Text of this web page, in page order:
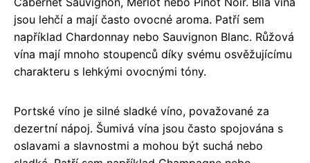
jsou lehčí a mají často ovocné aroma. Patří sem
například Chardonnay nebo Sauvignon Blanc. Růžová
vína mají mnoho stoupenců díky svému osvěžujícímu
charakteru s lehkými ovocnými tóny.
Portské víno je silné sladké víno, považované za
dezertní nápoj. Šumivá vína jsou často spojována s
oslavami a slavnostmi a mohou být suchá nebo